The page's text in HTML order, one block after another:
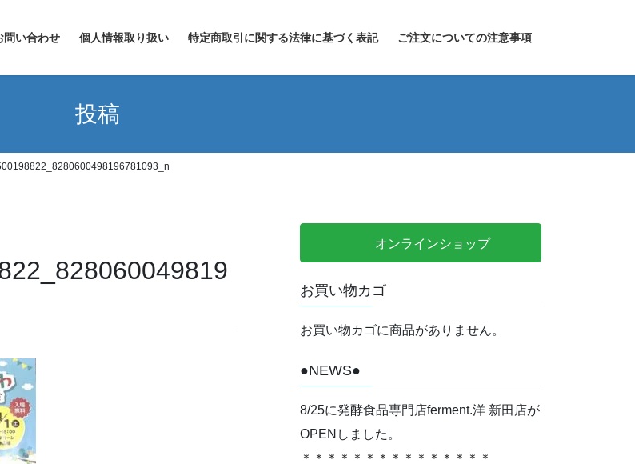
問い合わせ 個人情報取り扱い 特定商取引に関する法律に基づく表記 ご注文についての注意事項
投稿
オンラインショップ
お買い物カゴ
お買い物カゴに商品がありません。
●NEWS●
8/25に発酵食品専門店ferment.洋 新田店が
OPENしました。
＊＊＊＊＊＊＊＊＊＊＊＊＊＊＊